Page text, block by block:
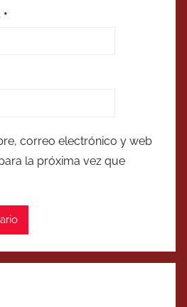
*
correo electrónico y web
la próxima vez que